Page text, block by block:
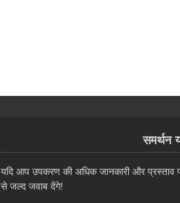
समर्थन
यदि आप उपकरण की अधिक जानकारी और प्रस्ताव
से जल्द जवाब देंगे!